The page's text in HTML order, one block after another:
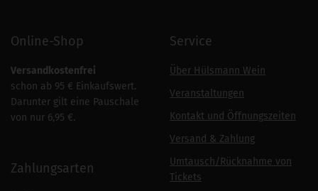
Online-Shop
Versandkostenfrei
schon ab 95 € Einkaufswert.
Darunter gilt eine Pauschale
von nur 6,95 €.
Zahlungsarten
Service
Über Hülsmann Wein
Veranstaltungen
Kontakt und Öffnungszeiten
Versand & Zahlung
Umtausch/Rücknahme von
Tickets